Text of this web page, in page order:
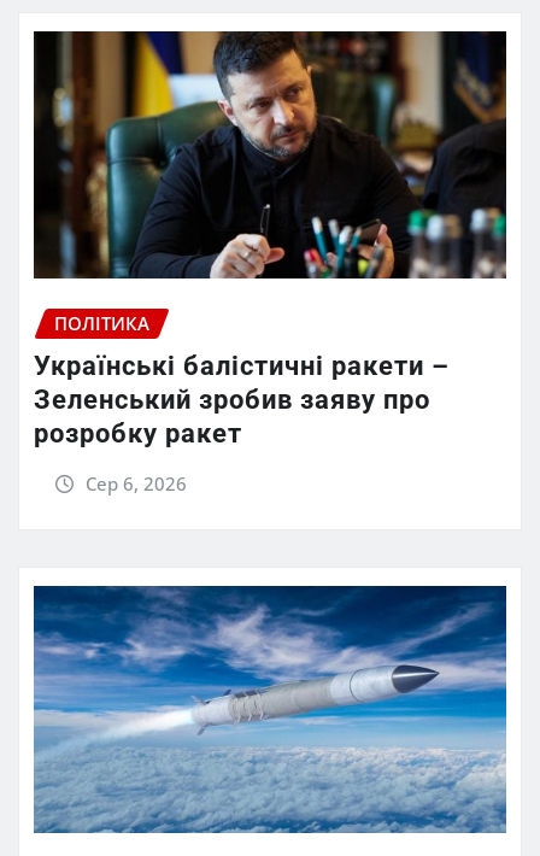
ПОЛІТИКА
Українські балістичні ракети –
Зеленський зробив заяву про
розробку ракет
Сер 6, 2026